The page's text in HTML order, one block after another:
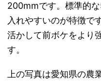
200mmです。標準的
入れやすいのが特徴で
活かして前ボケをより
す。
上の写真は愛知県の農